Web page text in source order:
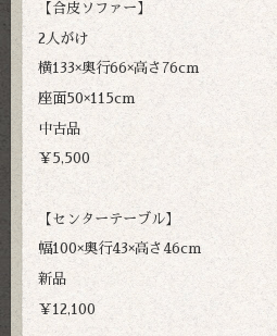
【合皮ソファー】
2人がけ
横133×奥行66×高さ76cm
座面50×115cm
中古品
￥5,500
【センターテーブル】
幅100×奥行43×高さ46cm
新品
￥12,100